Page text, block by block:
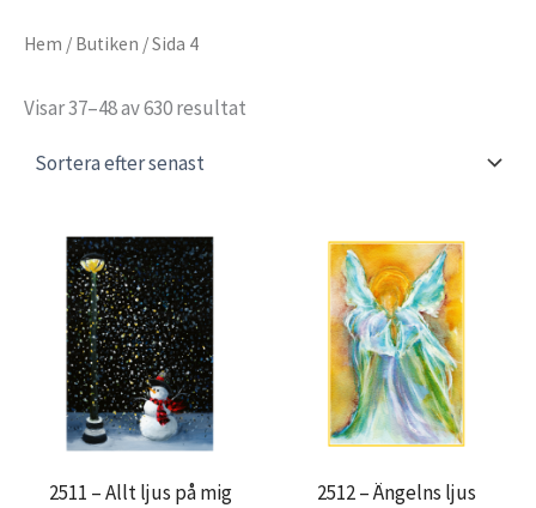
Hem / Butiken / Sida 4
Visar 37–48 av 630 resultat
2511 – Allt ljus på mig 2512 – Ängelns ljus